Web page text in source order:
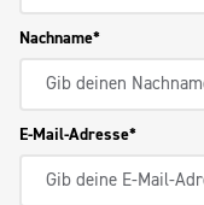
Nachname
E-Mail-Adresse